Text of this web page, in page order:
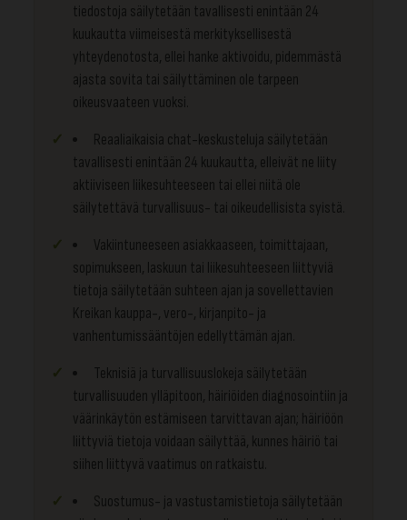
tiedostoja säilytetään tavallisesti enintään 24
kuukautta viimeisestä merkityksellisestä
yhteydenotosta, ellei hanke aktivoidu, pidemmästä
ajasta sovita tai säilyttäminen ole tarpeen
oikeusvaateen vuoksi.
Reaaliaikaisia chat-keskusteluja säilytetään
tavallisesti enintään 24 kuukautta, elleivät ne liity
aktiiviseen liikesuhteeseen tai ellei niitä ole
säilytettävä turvallisuus- tai oikeudellisista syistä.
Vakiintuneeseen asiakkaaseen, toimittajaan,
sopimukseen, laskuun tai liikesuhteeseen liittyviä
tietoja säilytetään suhteen ajan ja sovellettavien
Kreikan kauppa-, vero-, kirjanpito- ja
vanhentumissääntöjen edellyttämän ajan.
Teknisiä ja turvallisuuslokeja säilytetään
turvallisuuden ylläpitoon, häiriöiden diagnosointiin ja
väärinkäytön estämiseen tarvittavan ajan; häiriöön
liittyviä tietoja voidaan säilyttää, kunnes häiriö tai
siihen liittyvä vaatimus on ratkaistu.
Suostumus- ja vastustamistietoja säilytetään